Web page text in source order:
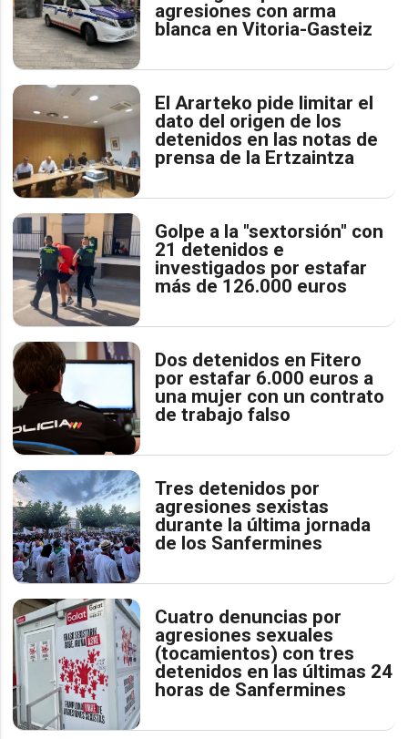
agresiones con arma
blanca en Vitoria-Gasteiz
El Ararteko pide limitar el
dato del origen de los
detenidos en las notas de
prensa de la Ertzaintza
Golpe a la "sextorsión" con
21 detenidos e
investigados por estafar
más de 126.000 euros
Dos detenidos en Fitero
por estafar 6.000 euros a
una mujer con un contrato
de trabajo falso
Tres detenidos por
agresiones sexistas
durante la última jornada
de los Sanfermines
Cuatro denuncias por
agresiones sexuales
(tocamientos) con tres
detenidos en las últimas 24
horas de Sanfermines